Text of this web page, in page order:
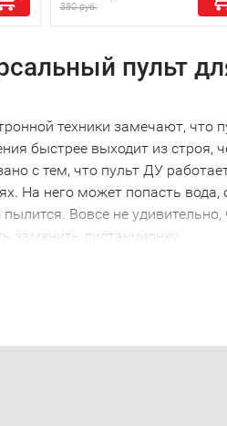
380 руб.
пульт
техники замечают, что
быстрее выходит из строя,
с тем, что пульт ДУ
На него может попасть вода,
Вовсе не удивительно,
заменить дистанционку.
пульт для
купить Универсальный пульт
модель своей техники.